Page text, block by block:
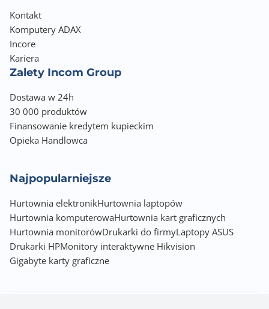
Kontakt
Komputery ADAX
Incore
Kariera
Zalety Incom Group
Dostawa w 24h
30 000 produktów
Finansowanie kredytem kupieckim
Opieka Handlowca
Najpopularniejsze
Hurtownia elektronikHurtownia laptopów
Hurtownia komputerowaHurtownia kart graficznych
Hurtownia monitorówDrukarki do firmyLaptopy ASUS
Drukarki HPMonitory interaktywne Hikvision
Gigabyte karty graficzne